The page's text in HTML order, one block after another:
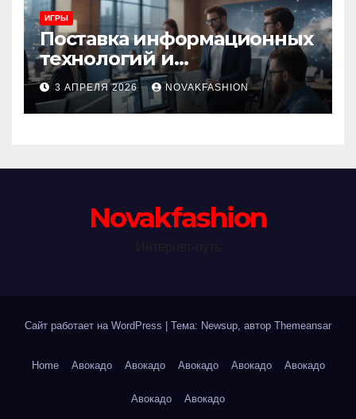
ИГРЫ
Поставка информационных
технологий и
инновационные решения
3 АПРЕЛЯ 2026 NOVAKFASHION
Novakfashion
Сайт работает на WordPress Тема: Newsup, автор Themeansar
Home Авокадо Авокадо Авокадо Авокадо Авокадо
Авокадо Авокадо